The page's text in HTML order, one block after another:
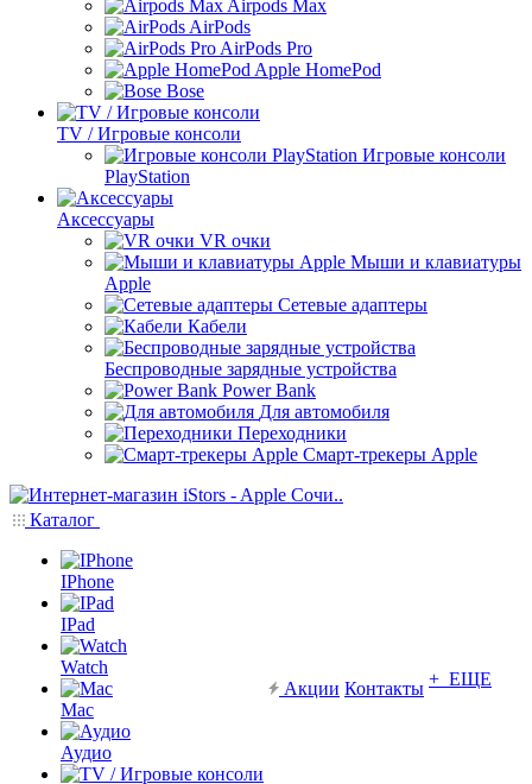
Airpods Max
AirPods
AirPods Pro
Apple HomePod
Bose
TV / Игровые консоли
Игровые консоли
PlayStation
Аксессуары
VR очки
Мыши и клавиатуры
Apple
Сетевые адаптеры
Кабели
Беспроводные зарядные устройства
Power Bank
Для автомобиля
Переходники
Смарт-трекеры Apple
Каталог
IPhone
IPad
Watch
Mac
Аудио
Акции Контакты + ЕЩЕ